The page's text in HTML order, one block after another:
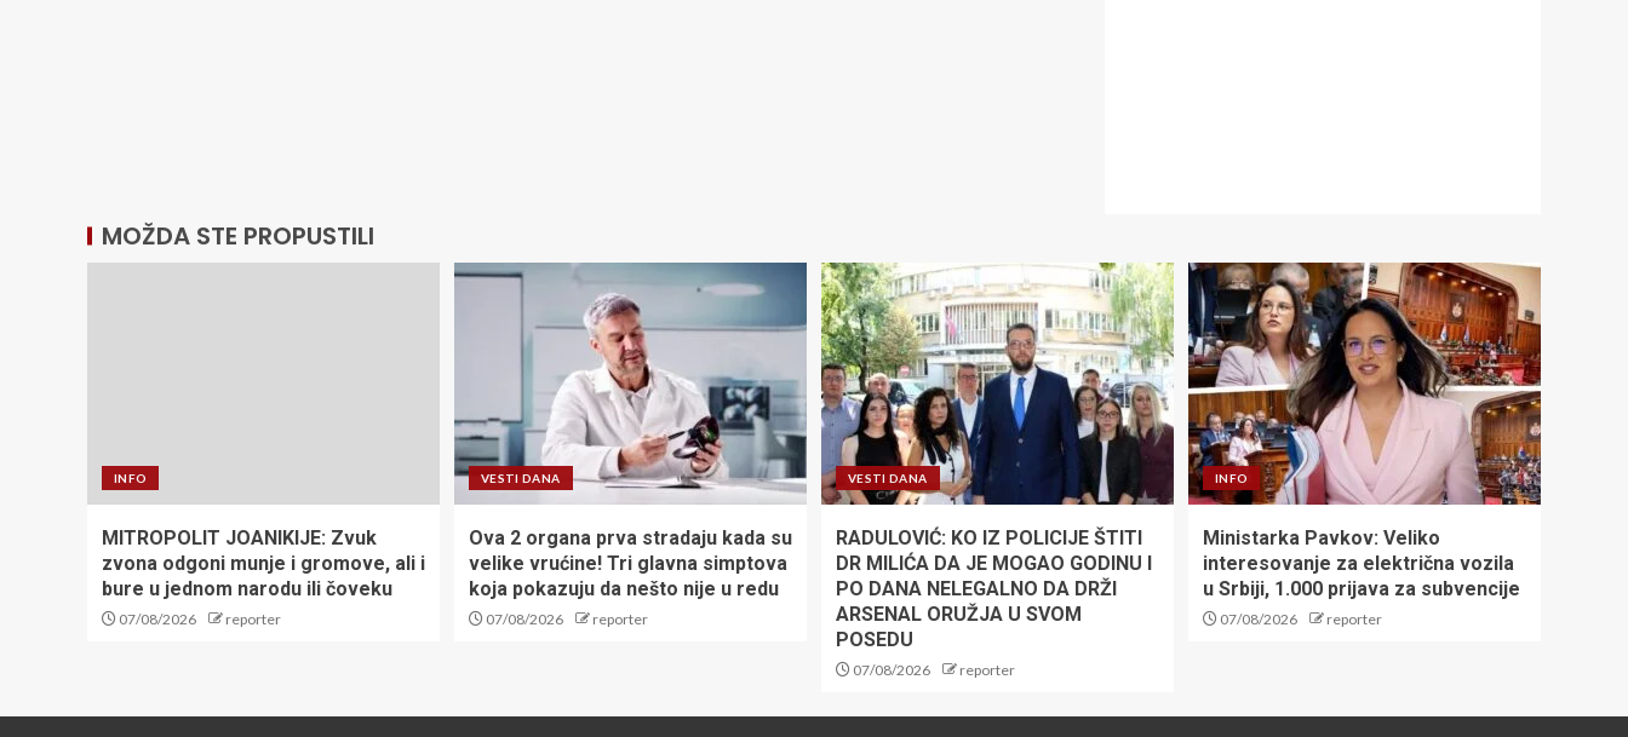
MOŽDA STE PROPUSTILI
INFO
MITROPOLIT JOANIKIJE: Zvuk
zvona odgoni munje i gromove, ali i
bure u jednom narodu ili čoveku
07/08/2026 reporter
VESTI DANA
Ova 2 organa prva stradaju kada su
velike vrućine! Tri glavna simptova
koja pokazuju da nešto nije u redu
07/08/2026 reporter
VESTI DANA
RADULOVIĆ: KO IZ POLICIJE ŠTITI
DR MILIĆA DA JE MOGAO GODINU I
PO DANA NELEGALNO DA DRŽI
ARSENAL ORUŽJA U SVOM
POSEDU
07/08/2026 reporter
INFO
Ministarka Pavkov: Veliko
interesovanje za električna vozila
u Srbiji, 1.000 prijava za subvencije
07/08/2026 reporter